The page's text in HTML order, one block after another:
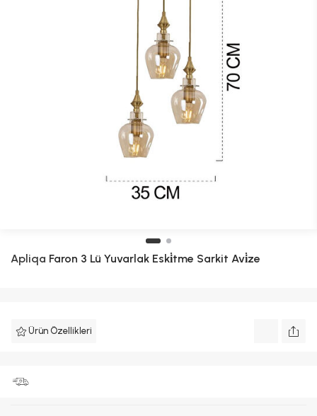
Apliqa Faron 3 Lü Yuvarlak Eski̇tme Sarkit Avi̇ze
Ürün Özellikleri